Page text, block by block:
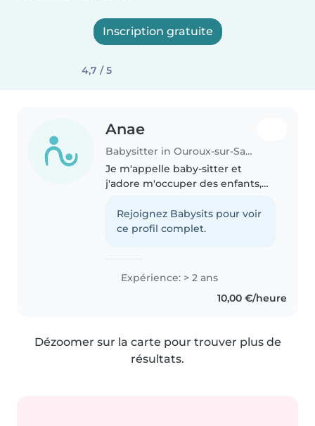
Inscription gratuite
4,7 / 5
Anae
Babysitter in Ouroux-sur-Saône
Je m'appelle baby-sitter et
j'adore m'occuper des enfants,
et créée, je propose des activités
manuelles, musicales ou des
Rejoignez Babysits pour voir
ce profil complet.
Expérience: > 2 ans
10,00 €/heure
Dézoomer sur la carte pour trouver plus de
résultats.